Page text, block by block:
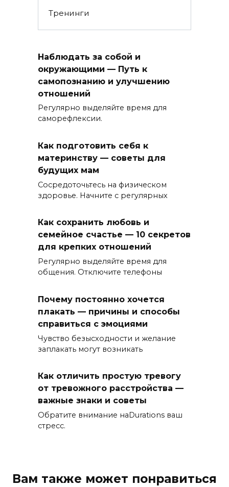
Тренинги
Наблюдать за собой и
окружающими — Путь к
самопознанию и улучшению
отношений
Регулярно выделяйте время для
саморефлексии.
Как подготовить себя к
материнству — советы для
будущих мам
Сосредоточьтесь на физическом
здоровье. Начните с регулярных
Как сохранить любовь и
семейное счастье — 10 секретов
для крепких отношений
Регулярно выделяйте время для
общения. Отключите телефоны
Почему постоянно хочется
плакать — причины и способы
справиться с эмоциями
Чувство безысходности и желание
заплакать могут возникать
Как отличить простую тревогу
от тревожного расстройства —
важные знаки и советы
Обратите внимание наDurations ваш
стресс.
Вам также может понравиться